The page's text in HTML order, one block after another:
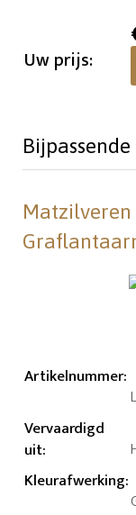
Uw prijs:
Matzilveren
Artikelnummer:
Vervaardigd
uit:
Kleurafwerking: